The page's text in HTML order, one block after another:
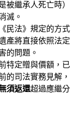
被繼承人死亡時）
滅。
民法》規定的方式
產將直接依照法定
的問題。
特定贈與價額，已
的司法實務見解，
須返還超過應繼分